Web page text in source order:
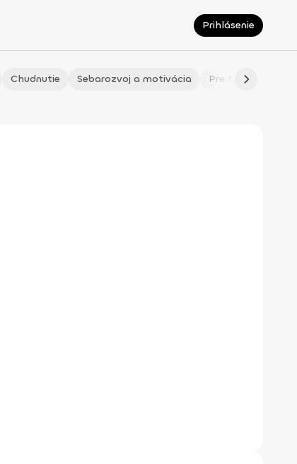
Prihlásenie
Chudnutie Sebarozvoj a motivácia Pre fitmaminky